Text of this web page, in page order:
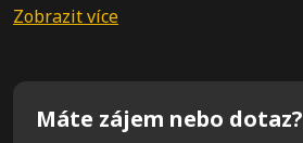
Máte zájem nebo dotaz?